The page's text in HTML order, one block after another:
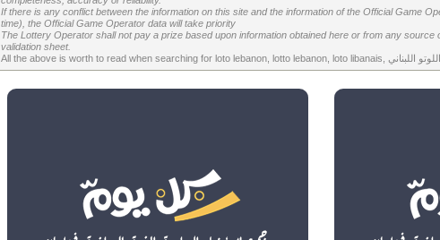
If there is any conflict between the information on this site and the information of the Official Game
time), the Official Game Operator data will take priority
The Lottery Operator shall not pay a prize based upon information obtained here or from any source
validation sheet.